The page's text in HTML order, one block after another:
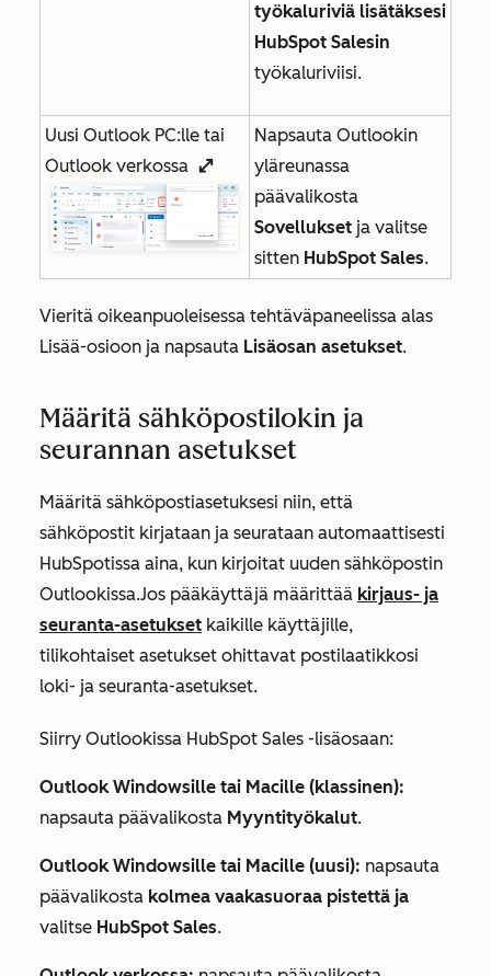
työkaluriviä lisätäksesi
HubSpot Salesin
työkaluriviisi.
Uusi Outlook PC:lle tai
Outlook verkossa enlargeIcon
Napsauta Outlookin
yläreunassa
päävalikosta
Sovellukset ja valitse
sitten HubSpot Sales.
Vieritä oikeanpuoleisessa tehtäväpaneelissa alas
Lisää-osioon ja napsauta Lisäosan asetukset.
Määritä sähköpostilokin ja
seurannan asetukset
Määritä sähköpostiasetuksesi niin, että
sähköpostit kirjataan ja seurataan automaattisesti
HubSpotissa aina, kun kirjoitat uuden sähköpostin
Outlookissa.Jos pääkäyttäjä määrittää kirjaus- ja
seuranta-asetukset kaikille käyttäjille,
tilikohtaiset asetukset ohittavat postilaatikkosi
loki- ja seuranta-asetukset.
Siirry Outlookissa HubSpot Sales -lisäosaan:
Outlook Windowsille tai Macille (klassinen):
napsauta päävalikosta Myyntityökalut.
Outlook Windowsille tai Macille (uusi): napsauta
päävalikosta kolmea vaakasuoraa pistettä ja
valitse HubSpot Sales.